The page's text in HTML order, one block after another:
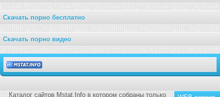
Скачать порно бесплатно
Скачать порно видео
Каталог сайтов Mstat.Info в котором собраны только